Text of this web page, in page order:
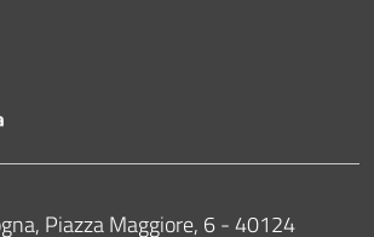
Piazza Maggiore, 6 - 40124